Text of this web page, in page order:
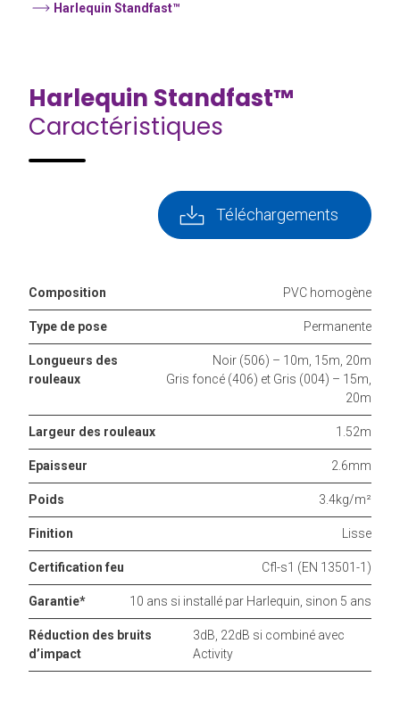
Harlequin Standfast™
Harlequin Standfast™
Caractéristiques
Téléchargements
Composition PVC homogène
Type de pose Permanente
Longueurs des
rouleaux
Noir (506) – 10m, 15m, 20m
Gris foncé (406) et Gris (004) – 15m,
20m
Largeur des rouleaux 1.52m
Epaisseur 2.6mm
Poids 3.4kg/m²
Finition Lisse
Certification feu Cfl-s1 (EN 13501-1)
Garantie* 10 ans si installé par Harlequin, sinon 5 ans
Réduction des bruits
d’impact
3dB, 22dB si combiné avec
Activity